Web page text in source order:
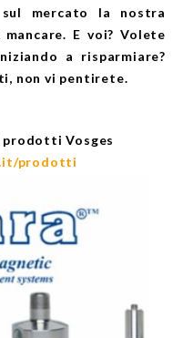
mercato la nostra
E voi? Volete
a risparmiare?
non vi pentirete.
prodotti Vosges
prodotti